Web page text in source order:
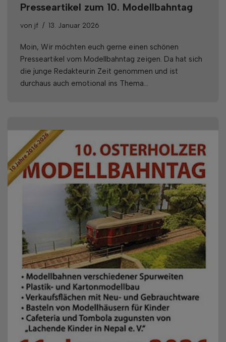
Presseartikel zum 10. Modellbahntag
von jf 13. Januar 2026
Moin, Wir möchten euch gerne einen schönen
Presseartikel vom Modellbahntag zeigen. Da hat sich
die junge Redakteurin Zeit genommen und ist
durchaus auch emotional ins Thema…